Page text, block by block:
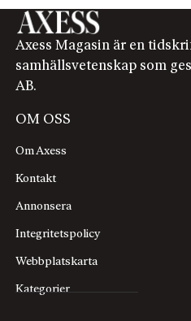
Axess Magasin är en
samhällsvetenskap som
AB.
OM OSS
Om Axess
Kontakt
Annonsera
Integritetspolicy
Webbplatskarta
Kategorier